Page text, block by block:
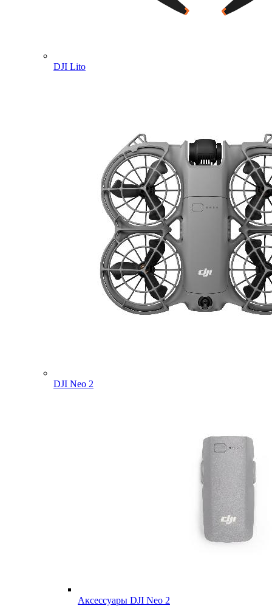
DJI Lito
DJI Neo 2
Аксессуары DJI Neo 2